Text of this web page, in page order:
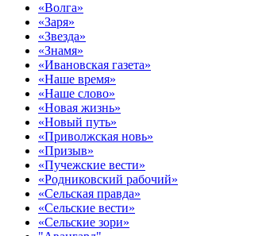
«Волга»
«Заря»
«Звезда»
«Знамя»
«Ивановская газета»
«Наше время»
«Наше слово»
«Новая жизнь»
«Новый путь»
«Приволжская новь»
«Призыв»
«Пучежские вести»
«Родниковский рабочий»
«Сельская правда»
«Сельские вести»
«Сельские зори»